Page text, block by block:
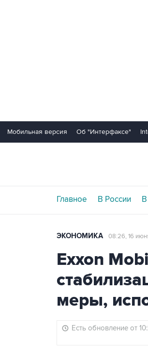
Мобильная версия Об "Интерфаксе"
Главное В России
ЭКОНОМИКА 08:26, 16
Exxon
меры,
Есть обновление от